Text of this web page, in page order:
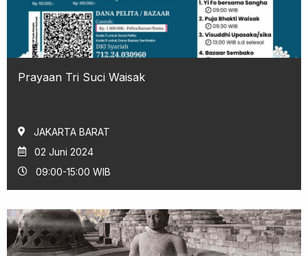
Prayaan Tri Suci Waisak
JAKARTA BARAT
02 Juni 2024
09:00-15:00 WIB